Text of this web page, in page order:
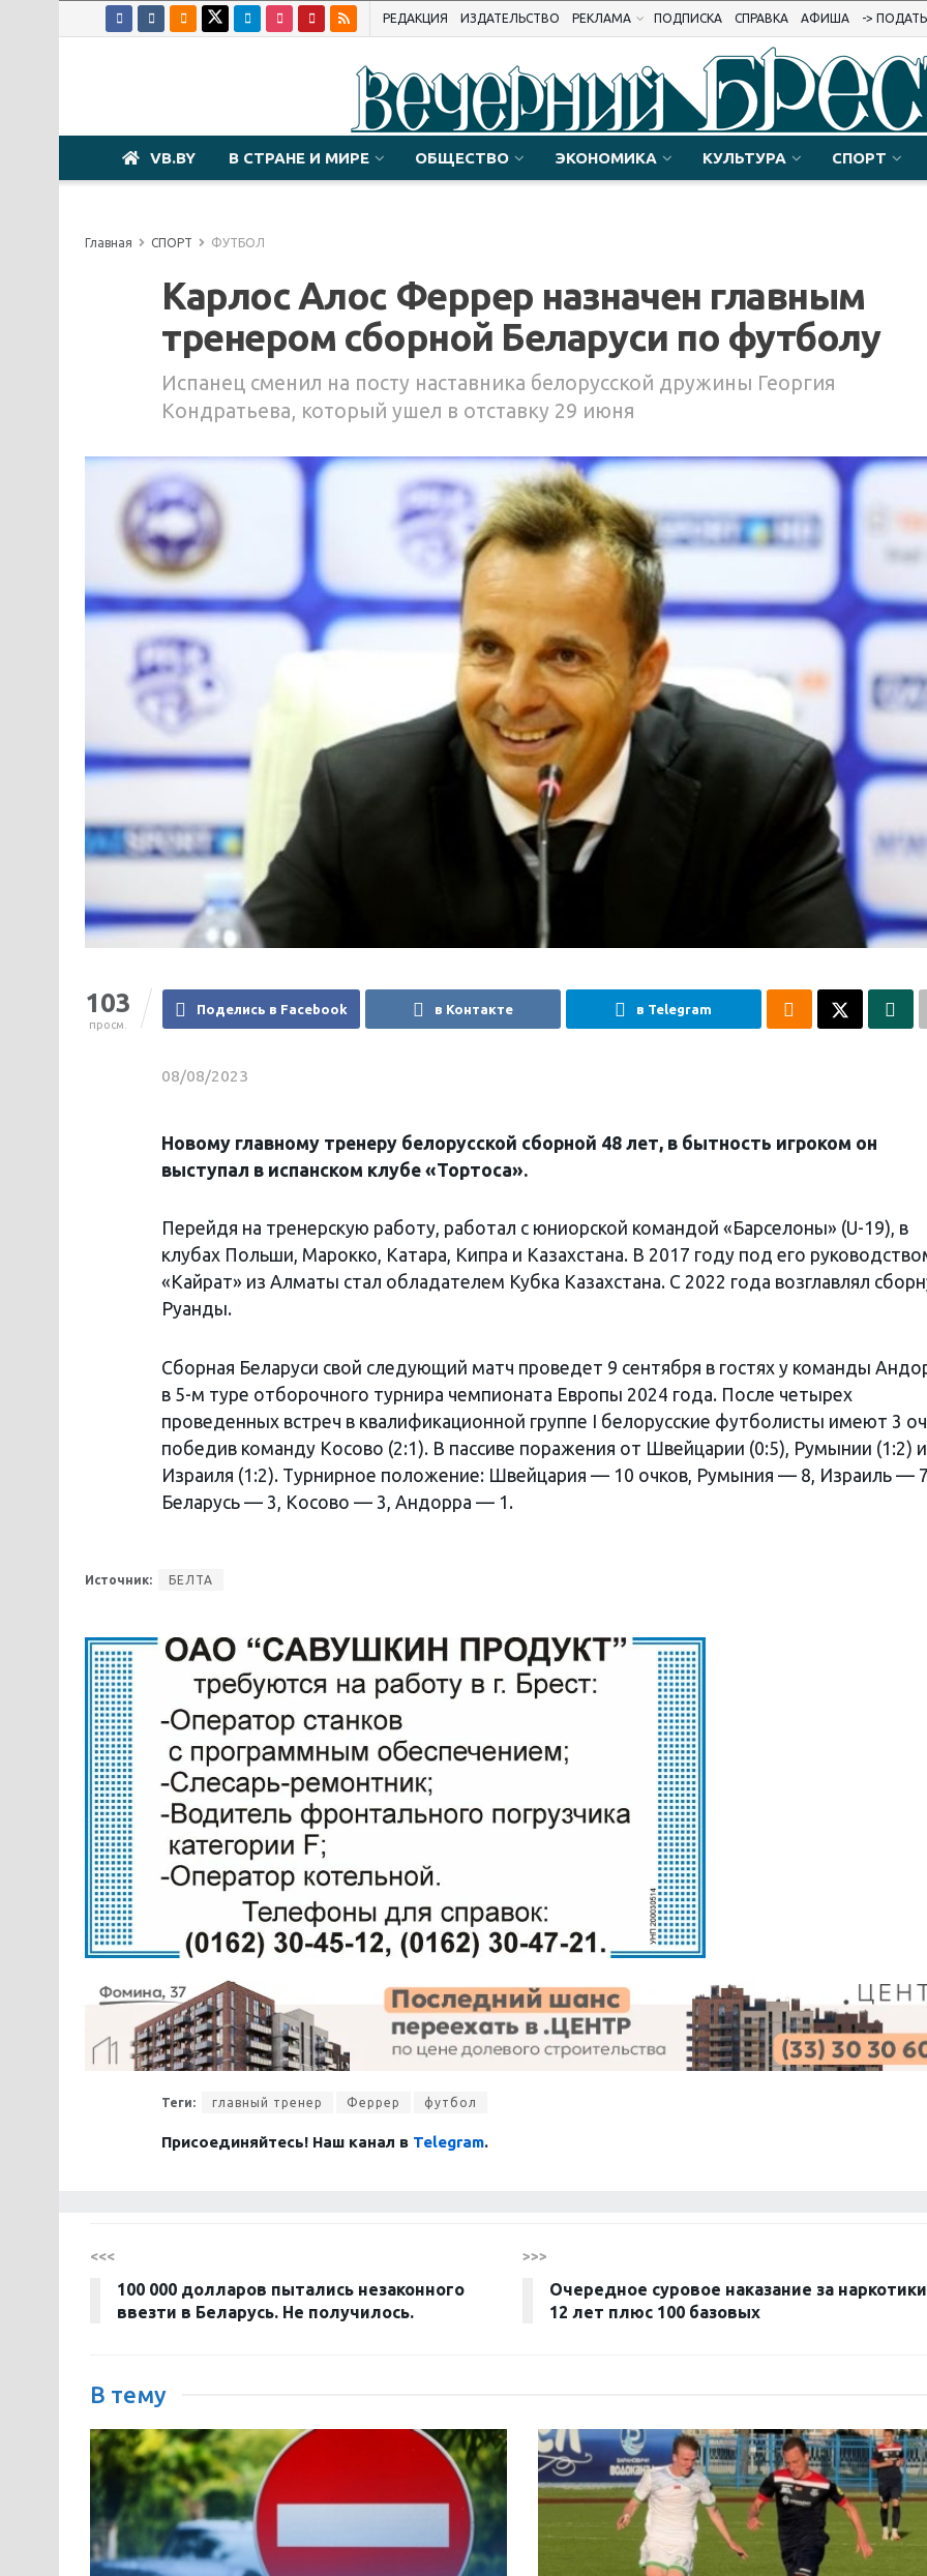
РЕДАКЦИЯ ИЗДАТЕЛЬСТВО РЕКЛАМА ПОДПИСКА СПРАВКА АФИША ->
VB.BY В СТРАНЕ И МИРЕ ОБЩЕСТВО ЭКОНОМИКА КУЛЬТУРА СПОРТ
Главная СПОРТ ФУТБОЛ
Карлос Алос Феррер назначен главным
тренером сборной Беларуси по футболу
Испанец сменил на посту наставника белорусской дружины Георгия
Кондратьева, который ушел в отставку 29 июня
103
просм.
Поделись в Facebook в Контакте в Telegram
08/08/2023
Новому главному тренеру белорусской сборной 48 лет, в бытность игроком он
выступал в испанском клубе «Тортоса».
Перейдя на тренерскую работу, работал с юниорской командой «Барселоны» (U-19), в
клубах Польши, Марокко, Катара, Кипра и Казахстана. В 2017 году под его
«Кайрат» из Алматы стал обладателем Кубка Казахстана. С 2022 года возглавлял
Руанды.
Сборная Беларуси свой следующий матч проведет 9 сентября в гостях у команды
в 5-м туре отборочного турнира чемпионата Европы 2024 года. После четырех
проведенных встреч в квалификационной группе I белорусские футболисты имеют 3
победив команду Косово (2:1). В пассиве поражения от Швейцарии (0:5), Румынии (1:2) и
Израиля (1:2). Турнирное положение: Швейцария — 10 очков, Румыния — 8, Израиль —
Беларусь — 3, Косово — 3, Андорра — 1.
Источник: БЕЛТА
Теги: главный тренер Феррер футбол
Присоединяйтесь! Наш канал в Telegram.
<<<
100 000 долларов пытались незаконного
ввезти в Беларусь. Не получилось.
>>>
Очередное суровое наказание за
12 лет плюс 100 базовых
В тему